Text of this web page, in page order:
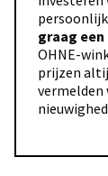
graag
OHNE-
prijzen
vermelden